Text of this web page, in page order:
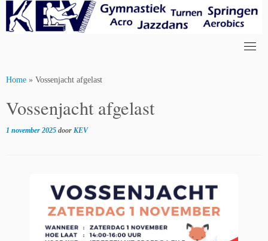
content
Home » Vossenjacht afgelast
Vossenjacht afgelast
1 november 2025 door KEV